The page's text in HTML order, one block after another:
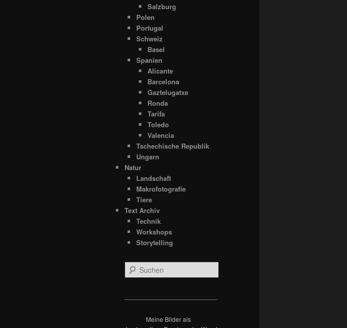
Salzburg
Polen
Portugal
Schweiz
Basel
Spanien
Alicante
Barcelona
Gaztelugatxe
Ronda
Tarifa
Toledo
Valencia
Tschechische Republik
Ungarn
Natur
Landschaft
Makrofotografie
Tiere
Text Archiv
Technik
Workshops
Storytelling
u
Meine Bilder als